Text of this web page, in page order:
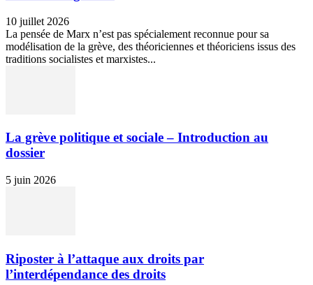
10 juillet 2026
La pensée de Marx n’est pas spécialement reconnue pour sa
modélisation de la grève, des théoriciennes et théoriciens issus des
traditions socialistes et marxistes...
La grève politique et sociale – Introduction au
dossier
5 juin 2026
Riposter à l’attaque aux droits par
l’interdépendance des droits